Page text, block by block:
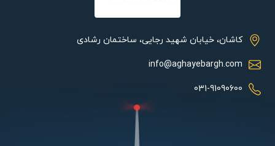
کاشان، خیابان شهید رجایی، ساختمان رشادی
info@aghayebargh.com
031-91090600